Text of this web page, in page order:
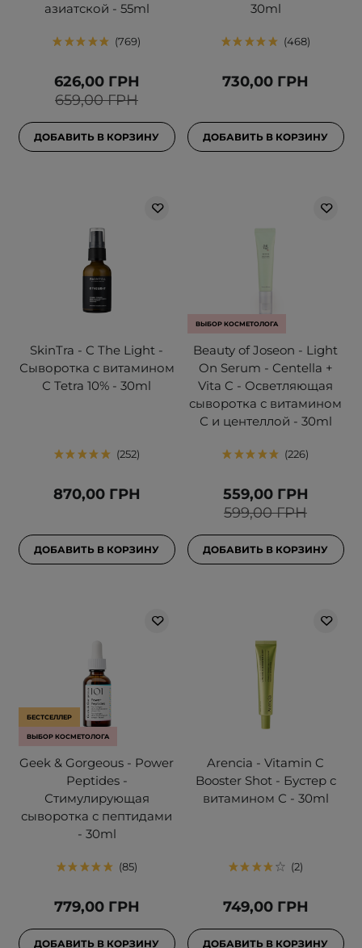
азиатской - 55ml
769
659,00 ГРН
626,00 ГРН
ДОБАВИТЬ В КОРЗИНУ
30ml
468
730,00 ГРН
ДОБАВИТЬ В КОРЗИНУ
SkinTra - C The Light -
Сыворотка с витамином
С Tetra 10% - 30ml
252
870,00 ГРН
ДОБАВИТЬ В КОРЗИНУ
ВЫБОР КОСМЕТОЛОГА
Beauty of Joseon - Light
On Serum - Centella +
Vita C - Осветляющая
сыворотка с витамином
С и центеллой - 30ml
226
599,00 ГРН
559,00 ГРН
ДОБАВИТЬ В КОРЗИНУ
БЕСТСЕЛЛЕР
ВЫБОР КОСМЕТОЛОГА
Geek & Gorgeous - Power
Peptides -
Стимулирующая
сыворотка с пептидами
- 30ml
85
779,00 ГРН
ДОБАВИТЬ В КОРЗИНУ
Arencia - Vitamin C
Booster Shot - Бустер с
витамином С - 30ml
2
749,00 ГРН
ДОБАВИТЬ В КОРЗИНУ